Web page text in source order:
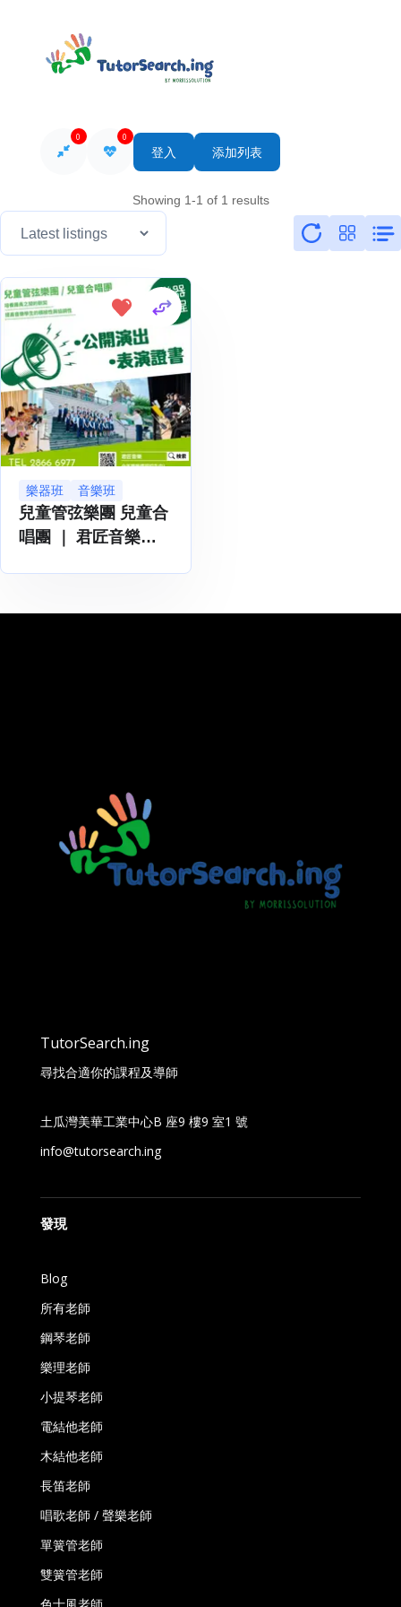
0 0
登入 添加列表
Showing 1-1 of 1 results
樂器班 音樂班
兒童管弦樂團 兒童合
唱團 ｜ 君匠音樂
TutorSearch.ing
尋找合適你的課程及導師
土瓜灣美華工業中心B 座9 樓9 室1 號
info@tutorsearch.ing
發現
Blog
所有老師
鋼琴老師
樂理老師
小提琴老師
電結他老師
木結他老師
長笛老師
唱歌老師 / 聲樂老師
單簧管老師
雙簧管老師